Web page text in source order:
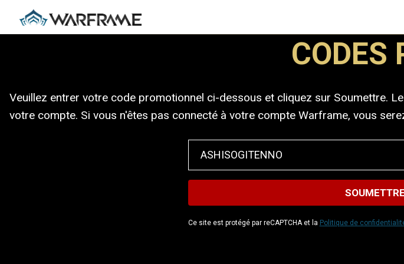
CODES
Veuillez entrer votre code promotionnel ci-dessous et cliquez sur Soumettre.
votre compte. Si vous n'êtes pas connecté à votre compte Warframe, vous
Ce site est protégé par reCAPTCHA et la Politique de